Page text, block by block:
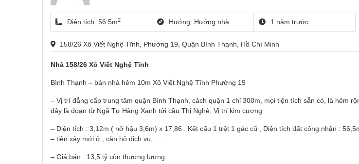
Diện tích: 56.5m2 Hướng: Hướng nhà 1 năm trước
158/26 Xô Viết Nghệ Tĩnh, Phường 19, Quận Bình Thạnh, Hồ Chí Minh
Nhà 158/26 Xô Viết Nghệ Tĩnh
Bình Thạnh – bán nhà hẻm 10m Xô Viết Nghệ Tĩnh Phường 19
– Vị trí đẳng cấp trung tâm quận Bình Thạnh, cách quận 1 chỉ 300m, mọi tiện tích sẵn có, là hẻm
đây là đoạn từ Ngã Tư Hàng Xanh tới cầu Thị Nghè. Vị trí kim cương
– Diện tích : 3,12m ( nở hậu 3,6m) x 17,86 . Kết cấu 1 trệt 1 gác cũ , Diện tích đất công nhận :
– tiện xây mới ở , căn hộ dịch vụ,….
– Giá bán : 13,5 tỷ còn thương lượng